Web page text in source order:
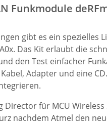
Funkmodule
gibt es ein spezielles
Das Kit erlaubt die
den Test einfacher
Adapter und eine
Director für MCU
nachdem Atmel den